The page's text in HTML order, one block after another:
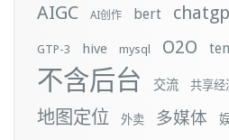
AIGC
AI创作 bert
GTP-3 hive mysql O2O
不含后台 交流 共享经
地图定位 外卖 多媒体